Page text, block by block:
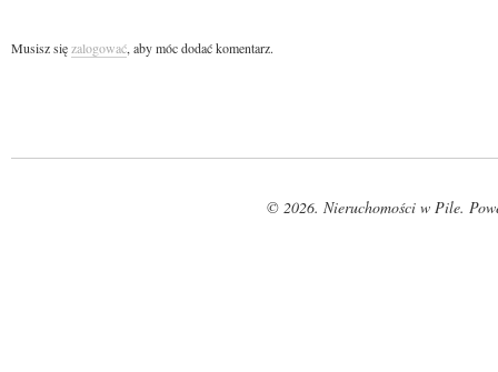
Musisz sięzalogować, aby móc dodać komentarz.
© 2026. Nieruchomości w Pile.